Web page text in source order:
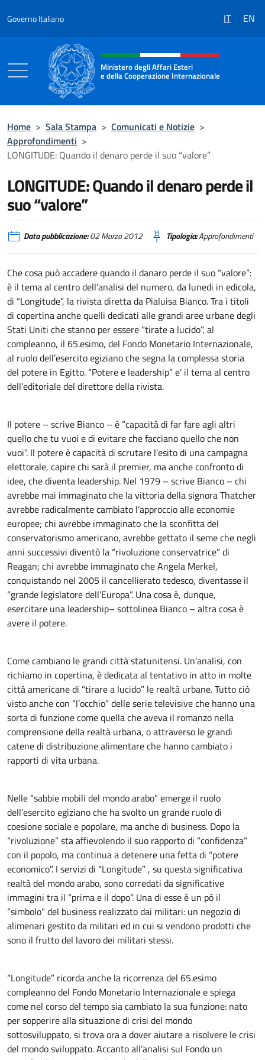
Governo Italiano IT EN
Intestazione sito, social e menù
Ministero degli Affari Esteri
e della Cooperazione Internazionale
Home > Sala Stampa > Comunicati e Notizie >
Approfondimenti >
LONGITUDE: Quando il denaro perde il suo “valore”
LONGITUDE: Quando il denaro perde il
suo “valore”
Data pubblicazione:02 Marzo 2012 Tipologia:Approfondimenti
Che cosa può accadere quando il danaro perde il suo “valore”:
è il tema al centro dell’analisi del numero, da lunedi in edicola,
di “Longitude”, la rivista diretta da Pialuisa Bianco. Tra i titoli
di copertina anche quelli dedicati alle grandi aree urbane degli
Stati Uniti che stanno per essere “tirate a lucido”, al
compleanno, il 65.esimo, del Fondo Monetario Internazionale,
al ruolo dell’esercito egiziano che segna la complessa storia
del potere in Egitto. “Potere e leadership” e’ il tema al centro
dell’editoriale del direttore della rivista.
Il potere – scrive Bianco – è “capacità di far fare agli altri
quello che tu vuoi e di evitare che facciano quello che non
vuoi”. Il potere è capacità di scrutare l’esito di una campagna
elettorale, capire chi sarà il premier, ma anche confronto di
idee, che diventa leadership. Nel 1979 – scrive Bianco – chi
avrebbe mai immaginato che la vittoria della signora Thatcher
avrebbe radicalmente cambiato l’approccio alle economie
europee; chi avrebbe immaginato che la sconfitta del
conservatorismo americano, avrebbe gettato il seme che negli
anni successivi diventò la “rivoluzione conservatrice” di
Reagan; chi avrebbe immaginato che Angela Merkel,
conquistando nel 2005 il cancellierato tedesco, diventasse il
“grande legislatore dell’Europa”. Una cosa è, dunque,
esercitare una leadership– sottolinea Bianco – altra cosa è
avere il potere.
Come cambiano le grandi città statunitensi. Un’analisi, con
richiamo in copertina, è dedicata al tentativo in atto in molte
città americane di “tirare a lucido” le realtà urbane. Tutto ciò
visto anche con “l’occhio” delle serie televisive che hanno una
sorta di funzione come quella che aveva il romanzo nella
comprensione della realtà urbana, o attraverso le grandi
catene di distribuzione alimentare che hanno cambiato i
rapporti di vita urbana.
Nelle “sabbie mobili del mondo arabo” emerge il ruolo
dell’esercito egiziano che ha svolto un grande ruolo di
coesione sociale e popolare, ma anche di business. Dopo la
“rivoluzione” sta affievolendo il suo rapporto di “confidenza”
con il popolo, ma continua a detenere una fetta di “potere
economico”. I servizi di “Longitude” , su questa significativa
realtà del mondo arabo, sono corredati da significative
immagini tra il “prima e il dopo”. Una di esse è un pò il
“simbolo” del business realizzato dai militari: un negozio di
alimenari gestito da militari ed in cui si vendono prodotti che
sono il frutto del lavoro dei militari stessi.
“Longitude” ricorda anche la ricorrenza del 65.esimo
compleanno del Fondo Monetario Internazionale e spiega
come nel corso del tempo sia cambiato la sua funzione: nato
per sopperire alla situazione di crisi del mondo
sottosviluppato, si trova ora a dover aiutare a risolvere le crisi
del mondo sviluppato. Accanto all’analisi sul Fondo un